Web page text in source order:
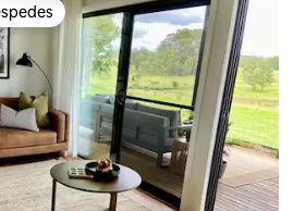
más destacados